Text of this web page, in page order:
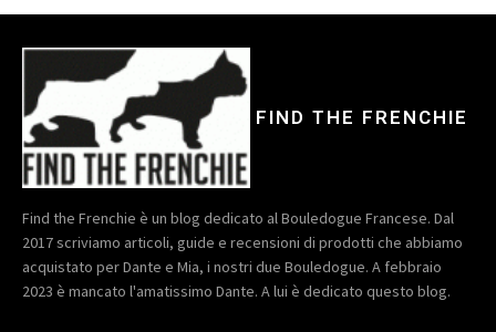
FIND THE FRENCHIE
Find the Frenchie è un blog dedicato al Bouledogue Francese. Dal
2017 scriviamo articoli, guide e recensioni di prodotti che abbiamo
acquistato per Dante e Mia, i nostri due Bouledogue. A febbraio
2023 è mancato l'amatissimo Dante. A lui è dedicato questo blog.